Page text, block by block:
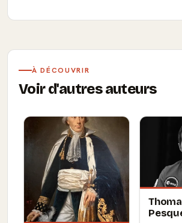
À DÉCOUVRIR
Voir d'autres auteurs